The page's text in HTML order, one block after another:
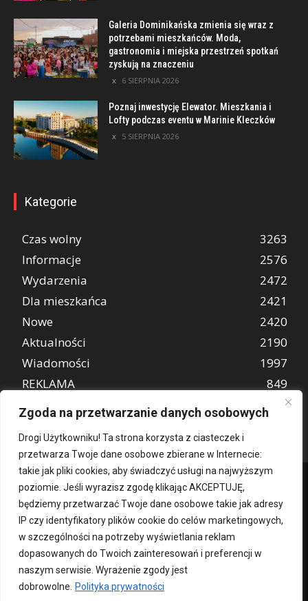
Zgoda na przetwarzanie danych osobowych
Drogi Użytkowniku! Ta strona korzysta z ciasteczek i
przetwarza Twoje dane osobowe zbierane w Internecie:
takie jak pliki cookies, aby świadczyć usługi na najwyższym
poziomie. Jeśli wyrazisz zgodę klikając AKCEPTUJĘ,
będziemy przetwarzać Twoje dane osobowe takie jak adresy
IP czy identyfikatory plików cookie do celów marketingowych,
w szczególności na potrzeby wyświetlania reklam
dopasowanych do Twoich zainteresowań i preferencji w
naszym serwisie. Wyrażenie zgody jest
dobrowolne.
Polityka prywatności
Galeria Dominikańska zmienia się wraz z
potrzebami mieszkańców. Moda,
gastronomia i miejska przestrzeń spotkań
zyskują na znaczeniu
6 SIERPNIA 2026
Poznaj inwestycję Elewator. Mieszkania i
Lofty podczas eventu w Marinie Kleczków
5 SIERPNIA 2026
Kategorie
Czas wolny
3263
Informacje
2576
Wydarzenia
2472
Dla mieszkańca
2421
Nowe
2420
Aktualności
2190
Wiadomości
1997
REKLAMA
849
Atrakcje turystyczne
670